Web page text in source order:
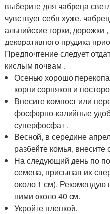
выберите для чабреца
чувствует себя хуже.
альпийские горки, дорожки
декоративного прудика
Предпочтение следует
кислым почвам .
Осенью хорошо
корни сорняков и
Внесите компост или
фосфорно-калийные
суперфосфат .
Весной, в середине
разбейте комья, внесите
На следующий день по
семена, присыпав их
около 1 см). Рекомендую
ними около 40 см.
Укройте пленкой.